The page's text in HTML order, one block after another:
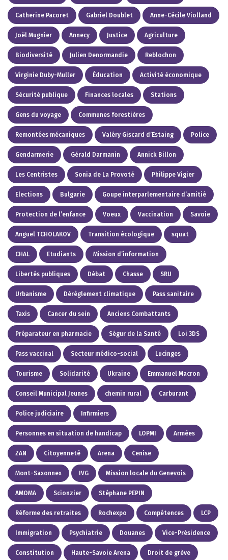
Catherine Pacoret Gabriel Doublet Anne-Cécile Violland
Joël Mugnier Annecy Justice Agriculture
Biodiversité Julien Denormandie Reblochon
Virginie Duby-Muller Éducation Activité économique
Sécurité publique Finances locales Stations
Gens du voyage Communes forestières
Remontées mécaniques Valéry Giscard d’Estaing Police
Gendarmerie Gérald Darmanin Annick Billon
Les Centristes Sonia de La Provoté Philippe Vigier
Elections Bulgarie Goupe interparlementaire d’amitié
Protection de l’enfance Voeux Vaccination Savoie
Anguel TCHOLAKOV Transition écologique squat
CHAL Etudiants Mission d’information
Libertés publiques Débat Chasse SRU
Urbanisme Dérèglement climatique Pass sanitaire
Taxis Cancer du sein Anciens Combattants
Préparateur en pharmacie Ségur de la Santé Loi 3DS
Pass vaccinal Secteur médico-social Lucinges
Tourisme Solidarité Ukraine Emmanuel Macron
Conseil Municipal Jeunes chemin rural Carburant
Police judiciaire Infirmiers
Personnes en situation de handicap LOPMI Armées
ZAN Citoyenneté Arena Cenise
Mont-Saxonnex IVG Mission locale du Genevois
AMOMA Scionzier Stéphane PEPIN
Réforme des retraites Rochexpo Compétences LCP
Immigration Psychiatrie Douanes Vice-Présidence
Constitution Haute-Savoie Arena Droit de grève